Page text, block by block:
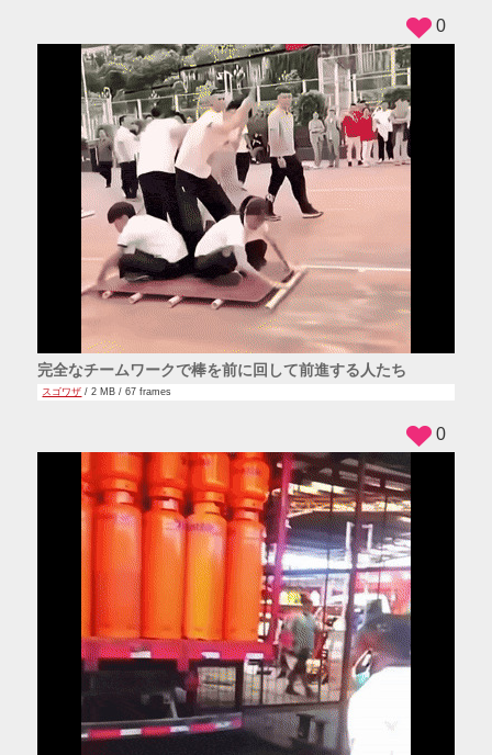
完全なチームワークで棒を前に回して前進する人たち
スゴワザ / 2 MB / 67 frames
0
0